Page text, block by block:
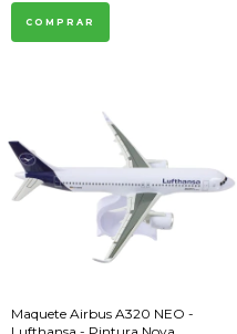
Maquete Airbus A320 NEO -